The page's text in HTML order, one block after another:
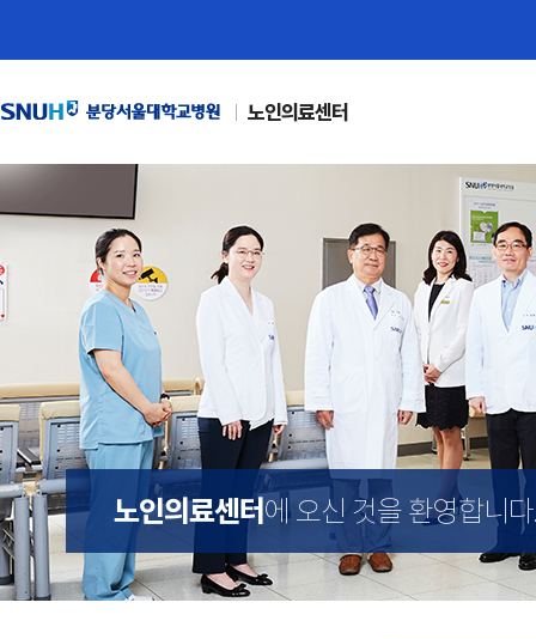
노인의료센터
노인의료센터에 오신 것을 환영합니